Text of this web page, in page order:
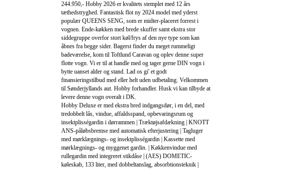
244.950,- Hobby 2026 er kvalitets stemplet med 12 års
tæthedstryghed. Fantastisk flot ny 2024 model med yderst
populær QUEENS SENG, som er midter-placeret forrest i
vognen. Ende-køkken med brede skuffer samt ekstra stor
siddegruppe overfor stort køl/frys af den nye type som kan
åbnes fra begge sider. Bagerst finder du meget rummeligt
badeværelse, kom til Toftlund Caravan og oplev denne super
flotte vogn. Vi er til at handle med og tager gerne DIN vogn i
bytte uanset alder og stand. Lad os gi' et godt
finansieringstilbud med eller helt uden udbetaling. Velkommen
til Sønderjyllands aut. Hobby forhandler. Husk vi kan tilbyde at
levere denne vogn overalt i DK.
Hobby Deluxe er med ekstra bred indgangsdør, i en del, med
tredobbelt lås, vindue, affaldsspand, opbevaringsrum og
insektplisségardin i dørrammen | Træktøjsafdækning | KNOTT
ANS-påløbsbremse med automatisk efterjustering | Tagluger
med mørklægnings- og insektplisségardin | Kassette med
mørklægnings- og myggenet gardin. | Køkkenvindue med
rullegardin med integreret stikdåse | (AES) DOMETIC-
køleskab, 133 liter, med dobbeltanslag, absorbtionsteknik |